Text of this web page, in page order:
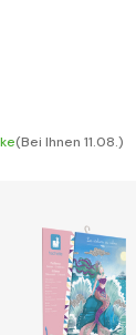
(Bei Ihnen 11.08.)